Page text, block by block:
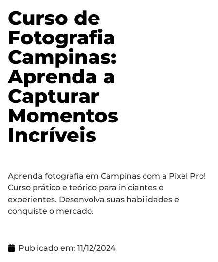
Curso de
Fotografia
Campinas:
Aprenda a
Capturar
Momentos
Incríveis
Aprenda fotografia em Campinas com a Pixel Pro!
Curso prático e teórico para iniciantes e
experientes. Desenvolva suas habilidades e
conquiste o mercado.
Publicado em: 11/12/2024